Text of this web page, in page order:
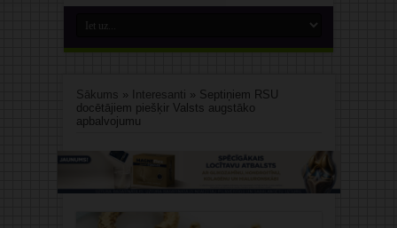
Sākums » Interesanti » Septiņiem RSU
docētājiem piešķir Valsts augstāko
apbalvojumu